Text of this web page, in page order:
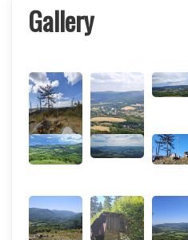
Gallery